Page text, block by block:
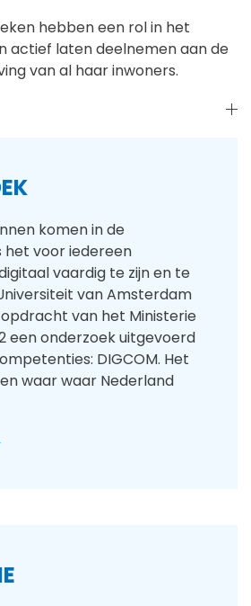
hebben een rol in het
actief laten deelnemen aan de
van al haar inwoners.
komen in de
het voor iedereen
vaardig te zijn en te
van Amsterdam
van het Ministerie
een onderzoek uitgevoerd
DIGCOM. Het
waar waar Nederland